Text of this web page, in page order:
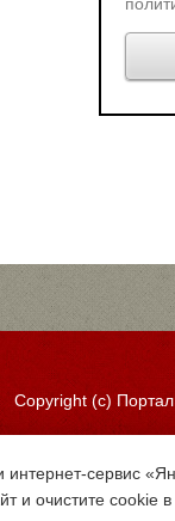
Copyright (c)
интернет-сервис
и очистите cookie